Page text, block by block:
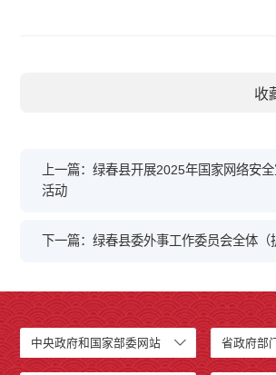
收
上一篇：绿春县开展2025年国家网络安
活动
下一篇：绿春县委外事工作委员会全体
中央政府和国家部委网站 省政府部